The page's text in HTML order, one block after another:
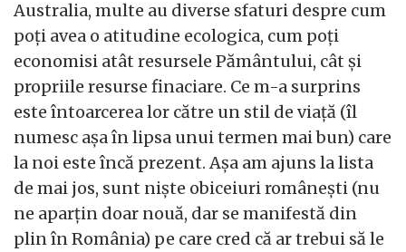
Australia, multe au diverse sfaturi despre cum
poți avea o atitudine ecologica, cum poți
economisi atât resursele Pământului, cât și
propriile resurse finaciare. Ce m-a surprins
este întoarcerea lor către un stil de viață (îl
numesc așa în lipsa unui termen mai bun) care
la noi este încă prezent. Așa am ajuns la lista
de mai jos, sunt niște obiceiuri românești (nu
ne aparțin doar nouă, dar se manifestă din
plin în România) pe care cred că ar trebui să le